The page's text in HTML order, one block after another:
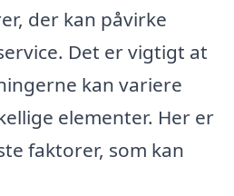
der kan påvirke
Det er vigtigt at
kan variere
elementer. Her er
faktorer, som kan